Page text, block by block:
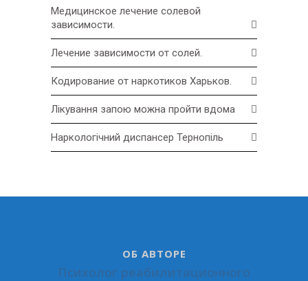
Медицинское лечение солевой
зависимости.
Лечение зависимости от солей.
Кодирование от наркотиков Харьков.
Лікування запою можна пройти вдома
Наркологічний диспансер Тернопіль
ОБ АВТОРЕ
Психолог реабилитационного